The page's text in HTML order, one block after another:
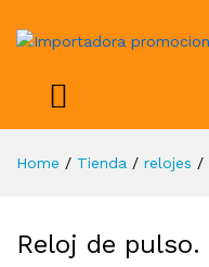
Home / Tienda / relojes /
Reloj de pulso.